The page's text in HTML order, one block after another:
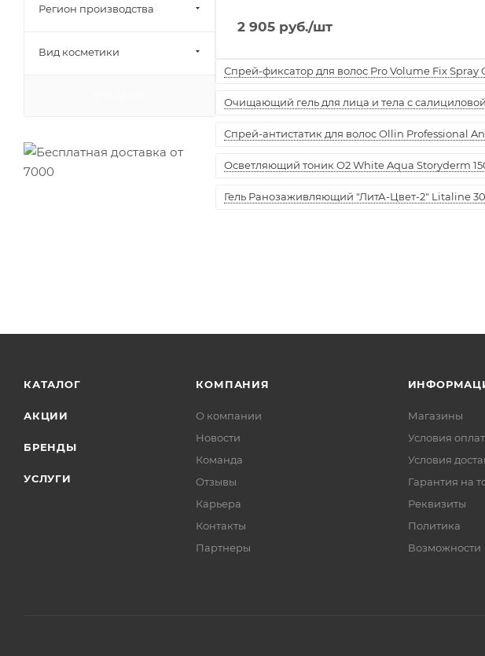
2 905 руб./шт
Спрей-фиксатор для волос Pro Volume Fix Spray
Очищающий гель для лица и тела с
Спрей-антистатик для волос Ollin Professional
Осветляющий тоник O2 White Aqua Storyderm
Гель Ранозаживляющий "ЛитА-Цвет-2" Litaline
Регион производства
Вид косметики
КАТАЛОГ
АКЦИИ
БРЕНДЫ
УСЛУГИ
КОМПАНИЯ
О компании
Новости
Команда
Отзывы
Карьера
Контакты
Партнеры
Магазины
Условия
Условия
Гарантия на
Реквизиты
Политика
Возможности